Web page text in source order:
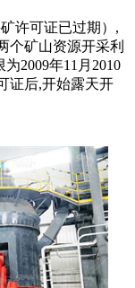
许可证已过期）,
个矿山资源开采利
2009年11月2010
证后,开始露天开